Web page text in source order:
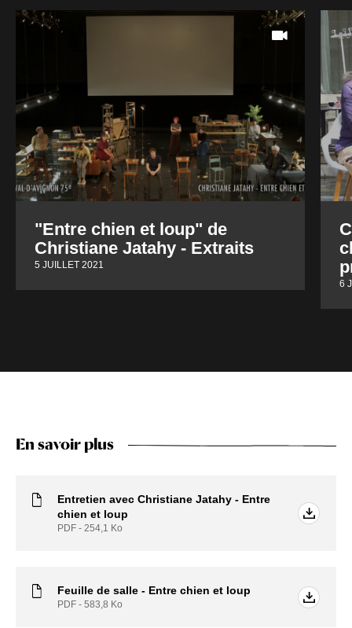
"Entre chien et loup" de
Christiane Jatahy - Extraits
5 JUILLET 2021
6
En savoir plus
Entretien avec Christiane Jatahy - Entre
chien et loup
PDF - 254,1 Ko
Feuille de salle - Entre chien et loup
PDF - 583,8 Ko